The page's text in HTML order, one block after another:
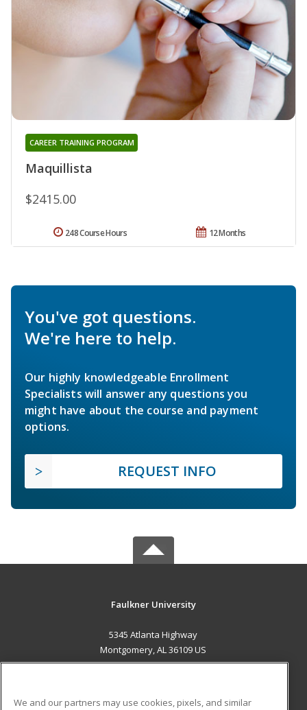
Maquillista
CAREER TRAINING PROGRAM
$2415.00
12 Months
248 Course Hours
You've got questions.
We're here to help.
Our highly knowledgeable Enrollment
Specialists will answer any questions you
might have about the course and payment
options.
REQUEST INFO
Faulkner University
5345 Atlanta Highway
Montgomery, AL 36109 US
We and our partners may use cookies, pixels, and similar